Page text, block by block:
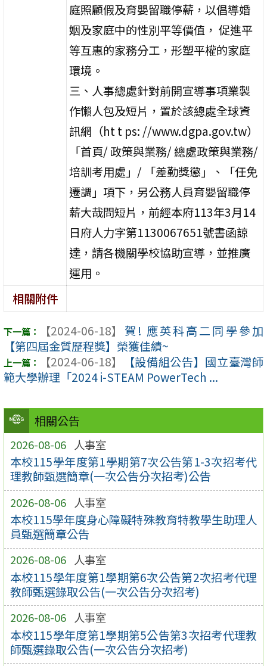
相關公告
2026-08-06 人事室
本校115學年度第1學期第7次公告第1-3次招考代
理教師甄選簡章(一次公告分次招考)公告
2026-08-06 人事室
本校115學年度身心障礙特殊教育特教學生助理人
員甄選簡章公告
2026-08-06 人事室
本校115學年度第1學期第6次公告第2次招考代理
教師甄選錄取公告(一次公告分次招考)
2026-08-06 人事室
本校115學年度第1學期第5公告第3次招考代理教
師甄選錄取公告(一次公告分次招考)
庭照顧假及育嬰留職停薪，以倡導婚
姻及家庭中的性別平等價值， 促進平
等互惠的家務分工，形塑平權的家庭
環境。
三、人事總處針對前開宣導事項業製
作懶人包及短片，置於該總處全球資
訊網（ht t ps: //www.dgpa.gov.tw）
「首頁/ 政策與業務/ 總處政策與業務/
培訓考用處」/ 「差勤獎懲」、「任免
遷調」項下，另公務人員育嬰留職停
薪大哉問短片，前經本府113年3月14
日府人力字第1130067651號書函諒
達，請各機關學校協助宣導，並推廣
運用。
相關附件
【2024-06-18】
賀! 應英科高二同學參加
【第四屆金質歷程獎】榮獲佳績~
【2024-06-18】
【設備組公告】國立臺灣師
範大學辦理「2024 i-STEAM PowerTech ...